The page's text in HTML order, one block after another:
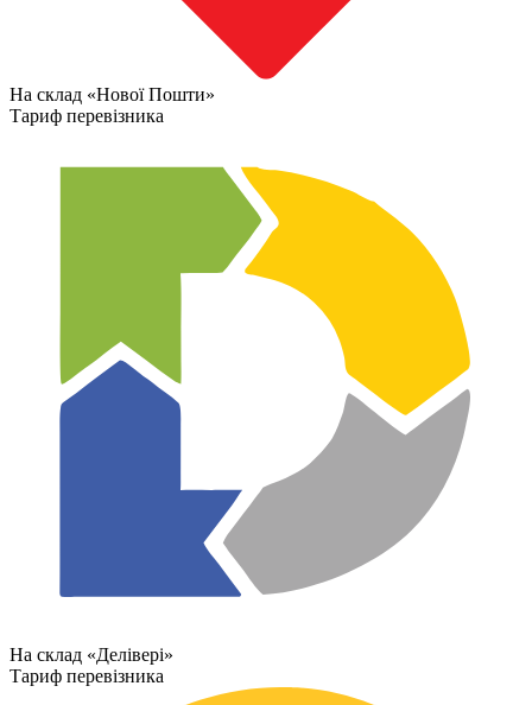
На склад «Нової Пошти»
Тариф перевізника
На склад «Делівері»
Тариф перевізника